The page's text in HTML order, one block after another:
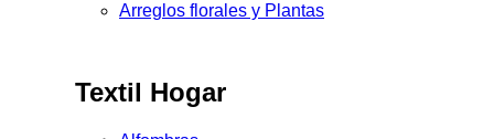
Arreglos florales y Plantas
Textil Hogar